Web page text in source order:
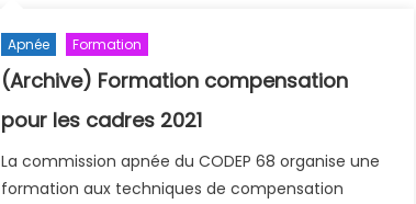
Apnée Formation
(Archive) Formation compensation
pour les cadres 2021
La commission apnée du CODEP 68 organise une
formation aux techniques de compensation